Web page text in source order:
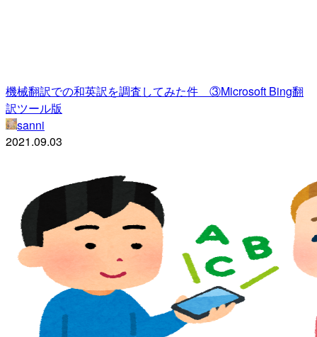
機械翻訳での和英訳を調査してみた件 ③Microsoft Bing翻
訳ツール版
sanni
2021.09.03